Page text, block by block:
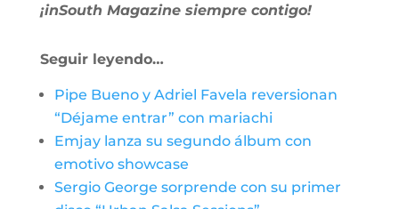
¡inSouth Magazine siempre contigo!
Seguir leyendo…
Pipe Bueno y Adriel Favela reversionan
“Déjame entrar” con mariachi
Emjay lanza su segundo álbum con
emotivo showcase
Sergio George sorprende con su primer